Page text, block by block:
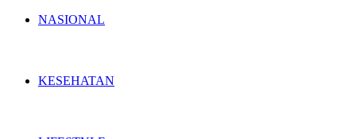
NASIONAL
KESEHATAN